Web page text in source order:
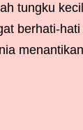
tungku
berhati-